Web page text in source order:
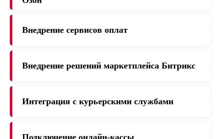
Внедрение сервисов оплат
Внедрение решений маркетплейса Битрикс
Интеграция с курьерскими службами
Подключение онлайн-кассы